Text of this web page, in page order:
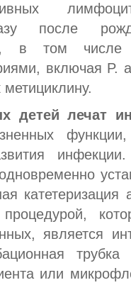
после
в том числе
включая P.
детей лечат
катетеризация
является
трубка
или